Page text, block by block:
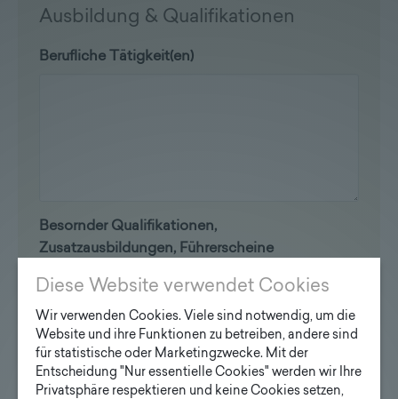
Ausbildung & Qualifikationen
Berufliche Tätigkeit(en)
Besornder Qualifikationen,
Zusatzausbildungen, Führerscheine
Diese Website verwendet Cookies
Wir verwenden Cookies. Viele sind notwendig, um die
Website und ihre Funktionen zu betreiben, andere sind
für statistische oder Marketingzwecke. Mit der
Entscheidung "Nur essentielle Cookies" werden wir Ihre
Privatsphäre respektieren und keine Cookies setzen,